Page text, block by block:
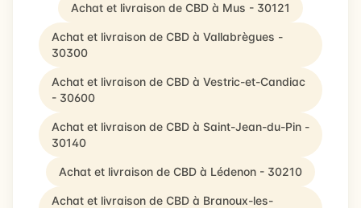
Achat et livraison de CBD à Mus - 30121
Achat et livraison de CBD à Vallabrègues -
30300
Achat et livraison de CBD à Vestric-et-Candiac
- 30600
Achat et livraison de CBD à Saint-Jean-du-Pin -
30140
Achat et livraison de CBD à Lédenon - 30210
Achat et livraison de CBD à Branoux-les-